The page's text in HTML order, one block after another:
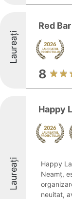
Laureați
Red Bar
8
Laureați
Happy
Happy
Neamț,
neuitat,